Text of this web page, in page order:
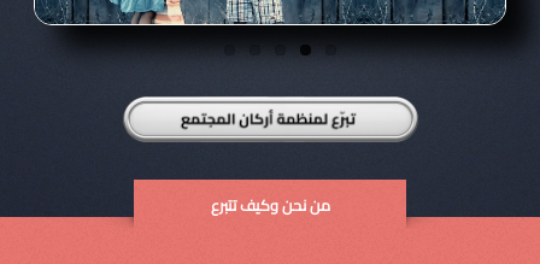
من نحن وكيف تتبرع